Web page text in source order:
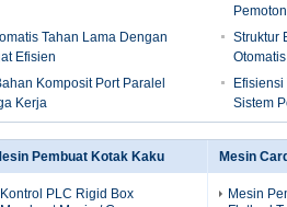
Tahan Lama Dengan
Efisien
Struktur
Komposit Port Paralel
Kerja
Sistem
Pembuat Kotak Kaku
Kontrol PLC Rigid Box
Mesin
Mesin